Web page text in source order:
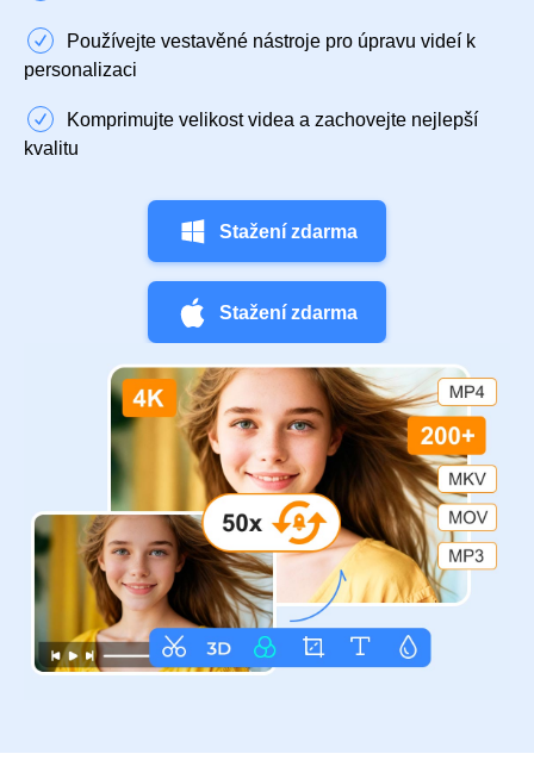
Používejte vestavěné nástroje pro úpravu videí k
personalizaci
Komprimujte velikost videa a zachovejte nejlepší
kvalitu
Stažení zdarma
Stažení zdarma